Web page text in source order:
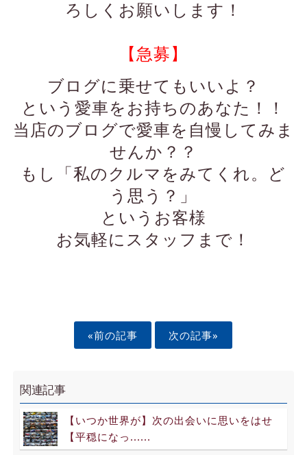
ろしくお願いします！
【急募】
ブログに乗せてもいいよ？
という愛車をお持ちのあなた！！
当店のブログで愛車を自慢してみま
せんか？？
もし「私のクルマをみてくれ。ど
う思う？」
というお客様
お気軽にスタッフまで！
«前の記事 次の記事»
関連記事
【いつか世界が】次の出会いに思いをはせ
【平穏になっ......